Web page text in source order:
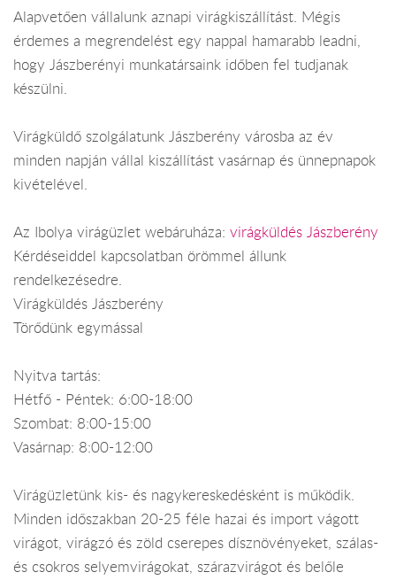
Alapvetően vállalunk aznapi virágkiszállítást. Mégis
érdemes a megrendelést egy nappal hamarabb leadni,
hogy Jászberényi munkatársaink időben fel tudjanak
készülni.
Virágküldő szolgálatunk Jászberény városba az év
minden napján vállal kiszállítást vasárnap és ünnepnapok
kivételével.
Az Ibolya virágüzlet webáruháza: virágküldés Jászberény
Kérdéseiddel kapcsolatban örömmel állunk
rendelkezésedre.
Virágküldés Jászberény
Törődünk egymással
Nyitva tartás:
Hétfő - Péntek: 6:00-18:00
Szombat: 8:00-15:00
Vasárnap: 8:00-12:00
Virágüzletünk kis- és nagykereskedésként is működik.
Minden időszakban 20-25 féle hazai és import vágott
virágot, virágzó és zöld cserepes dísznövényeket, szálas-
és csokros selyemvirágokat, szárazvirágot és belőle